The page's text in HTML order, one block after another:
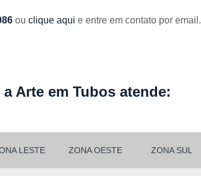
dobra
aço carbono
ou clique aqui e entre em contato por email.
Arte em Tubos atende:
LESTE ZONA OESTE ZONA SUL